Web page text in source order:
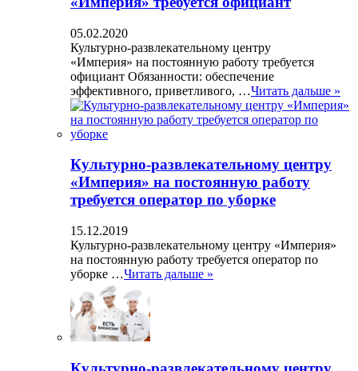
05.02.2020
Культурно-развлекательному центру
«Империя» на постоянную работу требуется
официант Обязанности: обеспечение
эффективного, приветливого, …Читать дальше »
Культурно-развлекательному центру
«Империя» на постоянную работу
требуется оператор по уборке
15.12.2019
Культурно-развлекательному центру «Империя»
на постоянную работу требуется оператор по
уборке …Читать дальше »